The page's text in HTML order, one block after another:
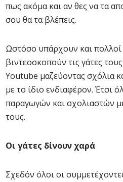
πως ακόμα και αν θες να τα
σου θα τα βλέπεις.
Ωστόσο υπάρχουν και
βιντεοσκοπούν τις γάτες
Youtube μαζεύοντας σχόλια
με το ίδιο ενδιαφέρον. Έτσι
παραγωγών και σχολιαστών
τους.
Οι γάτες δίνουν χαρά
Σχεδόν όλοι οι